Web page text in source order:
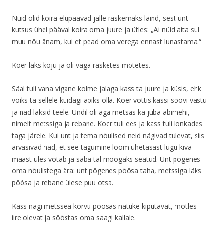
Nüid olid koira elupäävad jälle raskemaks läind, sest unt
kutsus ühel pääval koira oma juure ja ütles: „Äi nüid aita sul
muu nöu änam, kui et pead oma verega ennast lunastama.“
Koer läks koju ja oli väga rasketes mötetes.
Sääl tuli vana vigane kolme jalaga kass ta juure ja küsis, ehk
vöiks ta sellele kuidagi abiks olla. Koer vöttis kassi soovi vastu
ja nad läksid teele. Undil oli aga metsas ka juba abimehi,
nimelt metssiga ja rebane. Koer tuli ees ja kass tuli lonkades
taga järele. Kui unt ja tema nöulised neid nägivad tulevat, siis
arvasivad nad, et see tagumine loom ühetasast lugu kiva
maast üles vötab ja saba tal möögaks seatud. Unt pögenes
oma nöulistega ära: unt pögenes pöösa taha, metssiga läks
pöösa ja rebane ülese puu otsa.
Kass nägi metssea körvu pöösas natuke kiputavat, mötles
iire olevat ja sööstas oma saagi kallale.